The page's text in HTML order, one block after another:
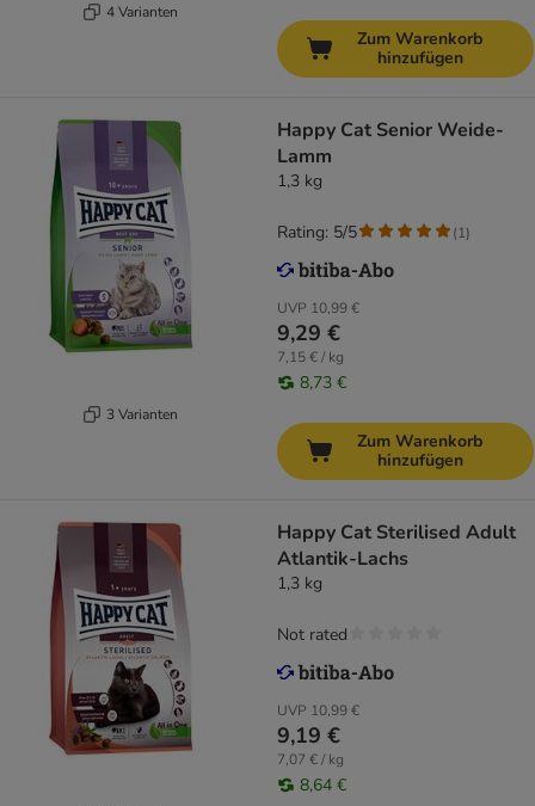
4 Varianten
Zum Warenkorb
hinzufügen
3 Varianten
Happy Cat Senior Weide-
Lamm
1,3 kg
UVP 10,99 €
9,29 €
7,15 € / kg
8,73 €
Rating: 5/5 (1)
Zum Warenkorb
hinzufügen
Happy Cat Sterilised Adult
Atlantik-Lachs
1,3 kg
UVP 10,99 €
9,19 €
7,07 € / kg
8,64 €
Not rated